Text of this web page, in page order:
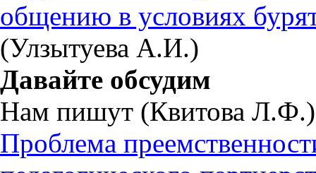
общению в условиях
(Улзытуева А.И.)
Давайте обсудим
Нам пишут (Квитова Л.Ф.)
Проблема